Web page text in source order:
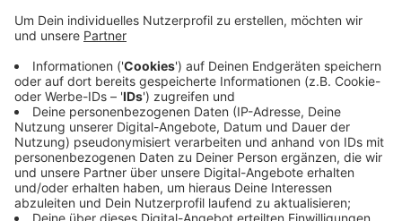
Anzeige
Konkret zwischen Ellscheider Straße in Haan und
Hackberger Straße in Erkrath. Bis zum 22. März sollen
die Arbeiten durch sein. Ein Stück weiter in Richtung
Autobahn ist ein Abschnitt der Straße gerade auch
schon wegen anderer Bauarbeiten gesperrt, die da seit
Montag laufen. Dort werden sie noch bis November